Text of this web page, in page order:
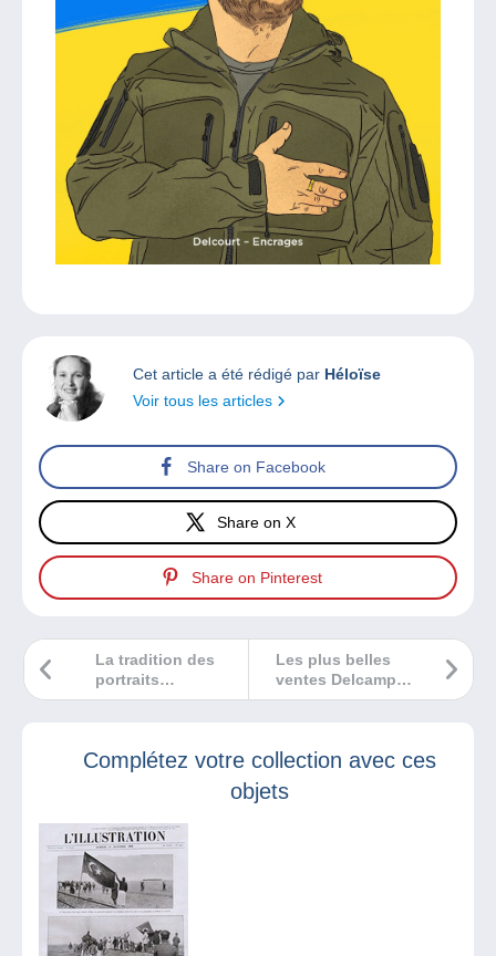
Cet article a été rédigé par Héloïse
Voir tous les articles
Share on Facebook
Share on X
Share on Pinterest
Les plus belles
ventes Delcampe
décembre 2025
La tradition des
portraits
d’ancêtres
Complétez votre collection avec ces
objets